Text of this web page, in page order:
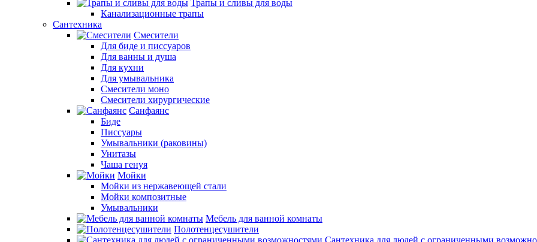
Трапы и сливы для воды
Канализационные трапы
Сантехника
Смесители
Для биде и писсуаров
Для ванны и душа
Для кухни
Для умывальника
Смесители моно
Смесители хирургические
Санфаянс
Биде
Писсуары
Умывальники (раковины)
Унитазы
Чаша генуя
Мойки
Мойки из нержавеющей стали
Мойки композитные
Умывальники
Мебель для ванной комнаты
Полотенцесушители
Сантехника для людей с ограниченными